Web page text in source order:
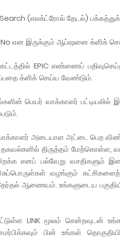
(எலக்ட்ரோல் தேடல்)
No என இருக்கும் ஆப்ஷனை க்ளிக்
EPIC எண்ணைப்
க்ளிக் செய்ய வேண்டும்.
பெயர் வாக்காளர் பட்டியலில்
அடையாள அட்டை பெற
திருத்தம் மேற்கொள்ள,
எனப் பல்வேறு வசதிகளும்
வழங்கும்
தேர்தல் ஆணையம். உங்களுடைய
LINK மூலம் சென்றவுடன்
பின் உங்கள்